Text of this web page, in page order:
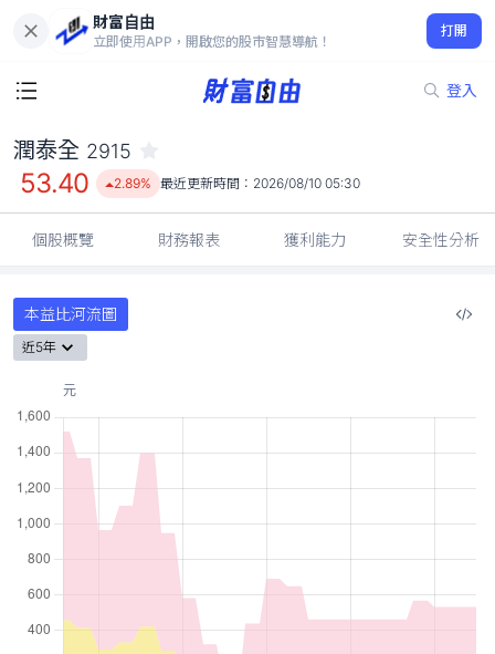
財富自由
立即使用APP，開啟您的股市智慧導航！
打開
登入
53.40
2.89%
潤泰全 2915
53.40 2.89% 最近更新時間： 2026/08/10 05:30
個股概覽 財務報表 獲利能力 安全性分析
本益比河流圖
近5年